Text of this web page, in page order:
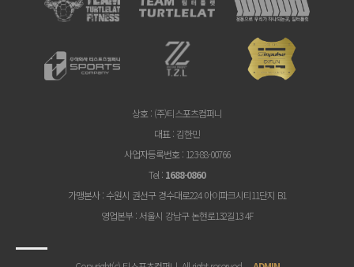
상호 : (주)티스포츠컴퍼니
대표 : 김한민
사업자등록번호 : 123-88-00766
Tel : 1688-0860
가맹본사: 수원시 권선구 경수대로224 아이파크시티11단지 B1
영업본부: 서울시 강남구 논현로132길13 4F